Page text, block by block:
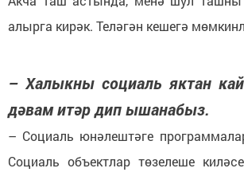
алырга кирәк. Теләгән кешегә
– Халыкны социаль яктан
дәвам итәр дип ышанабыз.
– Социаль юнәлештәге
Социаль объектлар төзелеше